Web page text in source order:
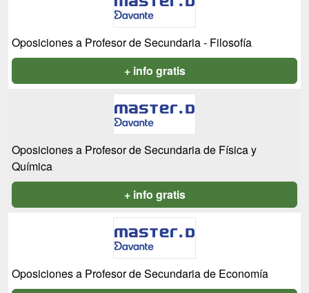
Oposiciones a Profesor de Secundaria - Filosofía
+ info gratis
Oposiciones a Profesor de Secundaria de Física y
Química
+ info gratis
Oposiciones a Profesor de Secundaria de Economía